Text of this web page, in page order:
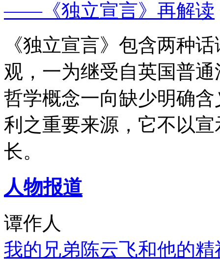
——《独立宣言》再解读
《独立宣言》包含两种
观，一为继受自英国普
哲学概念一向缺少明确
利之重要来源，它不以
长。
人物报道
谭作人
我的兄弟陈云飞和他的